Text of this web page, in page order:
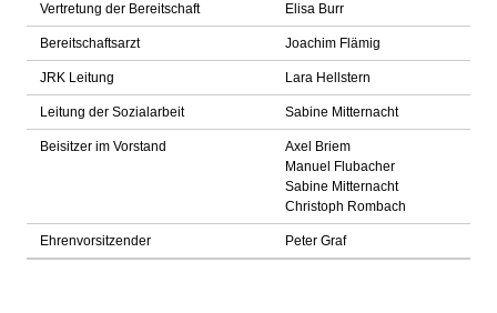
Vertretung der Bereitschaft Elisa Burr
Bereitschaftsarzt Joachim Flämig
JRK Leitung Lara Hellstern
Leitung der Sozialarbeit Sabine Mitternacht
Beisitzer im Vorstand
Axel Briem
Manuel Flubacher
Sabine Mitternacht
Christoph Rombach
Ehrenvorsitzender Peter Graf